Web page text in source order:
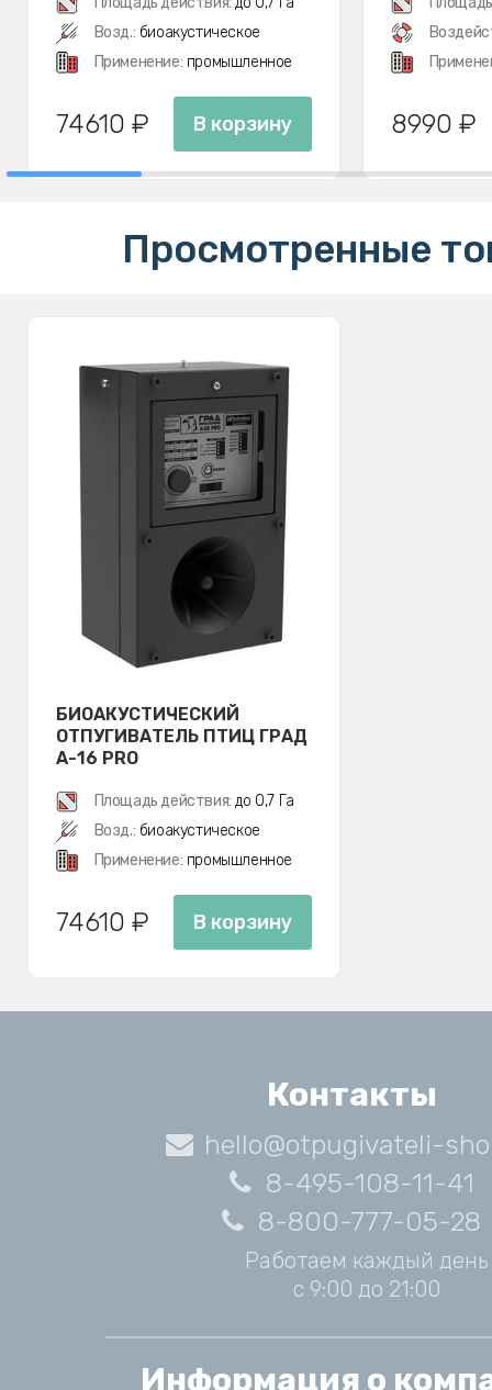
Возд.: биоакустическое
Применение: промышленное
74610 ₽ В корзину 8990 ₽
Просмотренные
БИОАКУСТИЧЕСКИЙ
ОТПУГИВАТЕЛЬ ПТИЦ ГРАД
А-16 PRO
Площадь действия: до 0,7 Га
Возд.: биоакустическое
Применение: промышленное
74610 ₽ В корзину
Контакты
hello@otpugivateli-
8-495-108-11-41
8-800-777-05-28
Работаем каждый день
с 9:00 до 21:00
Информация о